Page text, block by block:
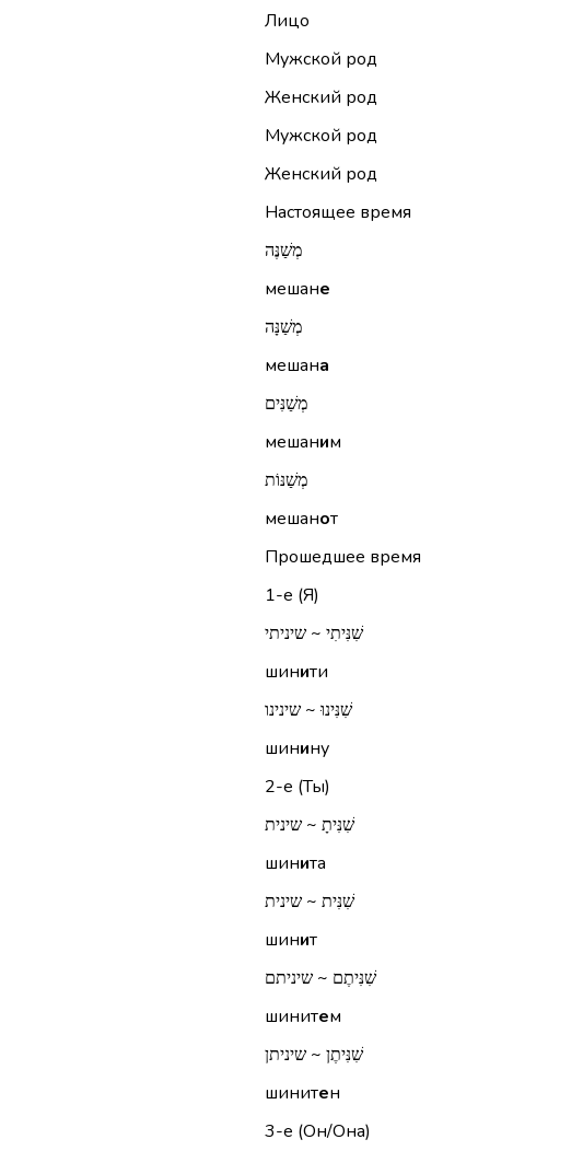
Лицо
Мужской род
Женский род
Мужской род
Женский род
Настоящее время
מְשַׁנֶּה
мешане
מְשַׁנָּה
мешана
מְשַׁנִּים
мешаним
מְשַׁנּוֹת
мешанот
Прошедшее время
1-е (Я)
שִׁנִּיתִי ~ שיניתי
шинити
שִׁנִּינוּ ~ שינינו
шинину
2-е (Ты)
שִׁנִּיתָ ~ שינית
шинита
שִׁנִּית ~ שינית
шинит
שִׁנִּיתֶם ~ שיניתם
шинитем
שִׁנִּיתֶן ~ שיניתן
шинитен
3-е (Он/Она)